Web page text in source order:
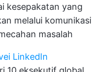
kesepakatan yang
melalui komunikasi
masalah
LinkedIn